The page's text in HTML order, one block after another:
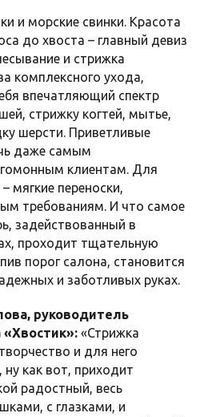
и морские свинки. Красота
до хвоста – главный девиз
и стрижка
комплексного ухода,
впечатляющий спектр
стрижку когтей, мытье,
шерсти. Приветливые
даже самым
клиентам. Для
мягкие переноски,
требованиям. И что самое
задействованный в
проходит тщательную
порог салона, становится
и заботливых руках.
руководитель
«Хвостик»: «Стрижка
и для него
как вот, приходит
радостный, весь
с глазками, и